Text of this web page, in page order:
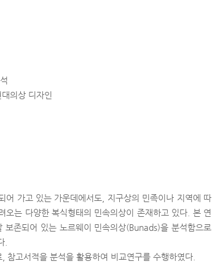
의상 디자인
어 가고 있는 가운데에서도, 지구상의 민족이나 지역에 따
오는 다양한 복식형태의 민속의상이 존재하고 있다. 본 연
존되어 있는 노르웨이 민속의상(Bunads)을 분석함으로
.
참고서적을 분석을 활용하여 비교연구를 수행하였다.